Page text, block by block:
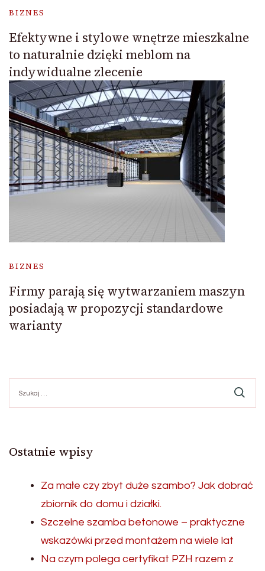
BIZNES
Efektywne i stylowe wnętrze mieszkalne
to naturalnie dzięki meblom na
indywidualne zlecenie
BIZNES
Firmy parają się wytwarzaniem maszyn
posiadają w propozycji standardowe
warianty
Ostatnie wpisy
Za małe czy zbyt duże szambo? Jak dobrać
zbiornik do domu i działki.
Szczelne szamba betonowe – praktyczne
wskazówki przed montażem na wiele lat
Na czym polega certyfikat PZH razem z